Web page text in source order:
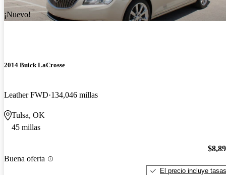
¡Nuevo!
2014 Buick LaCrosse
Leather FWD 134,046 millas
Tulsa, OK
45 millas
Buena oferta
El precio incluye tasas